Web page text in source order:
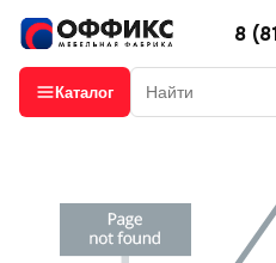
8
Каталог